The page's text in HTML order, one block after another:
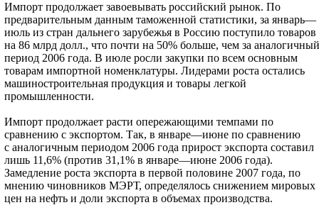
Импорт продолжает завоевывать российский рынок. По
предварительным данным таможенной статистики, за январь—
июль из стран дальнего зарубежья в Россию поступило товаров
на 86 млрд долл., что почти на 50% больше, чем за аналогичный
период 2006 года. В июле росли закупки по всем основным
товарам импортной номенклатуры. Лидерами роста остались
машиностроительная продукция и товары легкой
промышленности.
Импорт продолжает расти опережающими темпами по
сравнению с экспортом. Так, в январе—июне по сравнению
с аналогичным периодом 2006 года прирост экспорта составил
лишь 11,6% (против 31,1% в январе—июне 2006 года).
Замедление роста экспорта в первой половине 2007 года, по
мнению чиновников МЭРТ, определялось снижением мировых
цен на нефть и доли экспорта в объемах производства.